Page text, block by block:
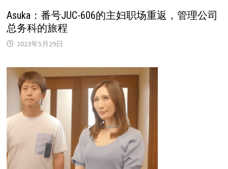
Asuka：番号JUC-606的主妇职场重返，管理公司
总务科的旅程
2023年5月29日